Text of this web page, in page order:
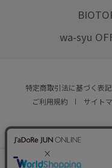
wa-syu
特定商取引法に基づく表記
ご利用規約
サイト
© JUN
店舗在庫